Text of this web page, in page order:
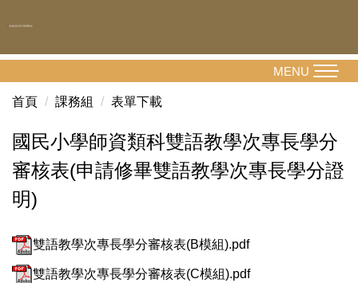
到
容
MENU
首頁 課務組 表單下載
國民小學師資類科雙語教學次專長學分
審核表(申請修畢雙語教學次專長學分證
明)
雙語教學次專長學分審核表(B模組).pdf
雙語教學次專長學分審核表(C模組).pdf